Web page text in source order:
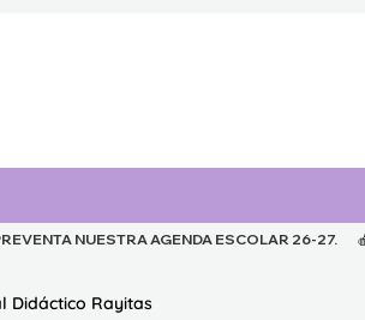
PREVENTA NUESTRA AGENDA ESCOLAR 26-27.
Didáctico Rayitas